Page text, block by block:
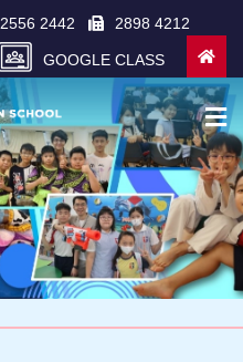
2556 2442 2898 4212
GOOGLE CLASS